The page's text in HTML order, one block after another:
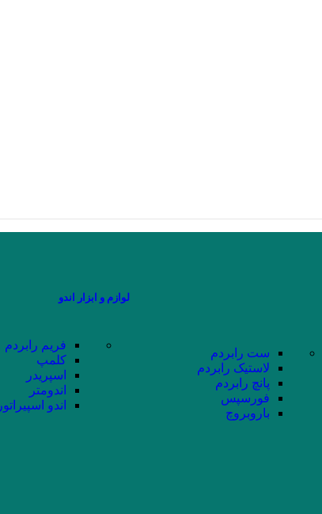
لوازم و ابزار اندو
ست رابردم
لاستیک رابردم
پانچ رابردم
فورسپس
باروبروچ
فریم رابردم
کلمپ
اسپریدر
اندومتر
اندو اسپیراتور